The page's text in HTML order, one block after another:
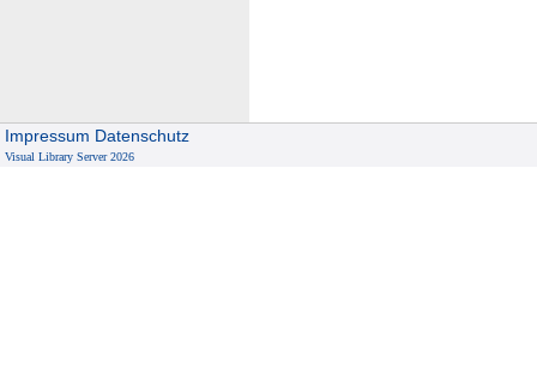
Impressum Datenschutz
Visual Library Server 2026